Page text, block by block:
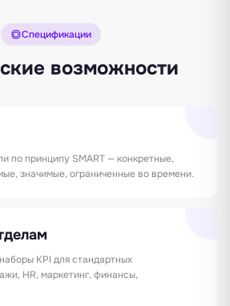
Спецификации
возможности
по принципу SMART — конкретные,
значимые, ограниченные во времени.
KPI для стандартных
HR, маркетинг, финансы,